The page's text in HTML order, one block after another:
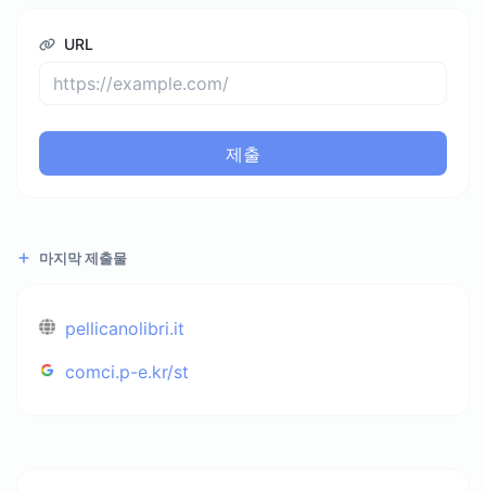
URL
제출
마지막 제출물
pellicanolibri.it
comci.p-e.kr/st